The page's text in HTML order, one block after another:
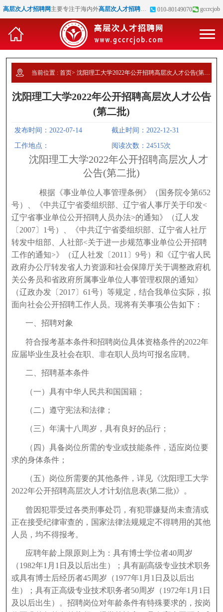
高层次人才招聘网 主要专注于海内外高层次人才招聘、 博士招聘、高校教师招聘等
010-80149070 gccrcjob
当前位置 :首页>沈阳理工大学2022年公开招聘高层次人才公告(第二批)
沈阳理工大学2022年公开招聘高层次人才公告
(第二批)
发布时间：2022-07-14 截止时间：2022-12-31
工作地点： 阅读次数：24515次
沈阳理工大学2022年公开招聘高层次人才
公告(第二批)
根据《事业单位人事管理条例》（国务院令第652
号）、《中共辽宁省委组织部、辽宁省人事厅关于印发<
辽宁省事业单位公开招聘人员办法>的通知》（辽人发
〔2007〕1号）、《中共辽宁省委组织部、辽宁省人社厅
转发中组部、人社部<关于进一步规范事业单位公开招聘
工作的通知>》（辽人社发〔2011〕9号）和《辽宁省人民
政府办公厅转发省人力资源和社会保障厅关于调整政府机
关公务员和省政府所属事业单位人事管理权限的通知》
（辽政办发〔2017〕61号）等规定，结合我单位实际，拟
面向社会公开招聘工作人员。现将有关事项公告如下：
一、招聘对象
符合报考基本条件和招聘岗位具体资格条件的2022年
应届毕业生及社会在职、非在职人员均可报名应聘。
二、招聘基本条件
（一）具有中华人民共和国国籍；
（二）遵守宪法和法律；
（三）年满十八周岁，具有良好的品行；
（四）具备岗位所需的专业或技能条件，适应岗位要
求的身体条件；
（五）岗位所需要的其他条件，详见《沈阳理工大学
2022年公开招聘高层次人才计划信息表(第二批)》。
曾因犯罪受过各类刑事处罚，有犯罪嫌疑尚未查清或
正在接受纪律审查的，国家法律法规规定不得聘用的其他
人员，均不得报考。
应聘年龄上限原则上为：具有博士学位者40周岁
（1982年1月1日及以后出生）；具有副高级专业技术职务
或具有博士后经历者45周岁（1977年1月1日及以后出
生）；具有正高级专业技术职务者50周岁（1972年1月1日
及以后出生）。招聘岗位对年龄条件有特殊要求的，按岗